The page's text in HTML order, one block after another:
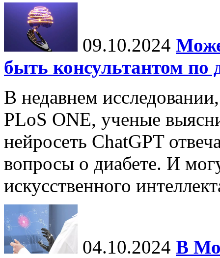
09.10.2024
быть консультантом по
В недавнем
PLoS ONE, ученые
нейросеть ChatGPT
вопросы о диабете. И
искусственного
04.10.2024 В